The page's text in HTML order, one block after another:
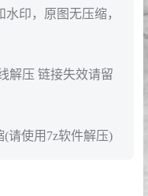
印，原图无压缩，
解压 链接失效请留
请使用7z软件解压)